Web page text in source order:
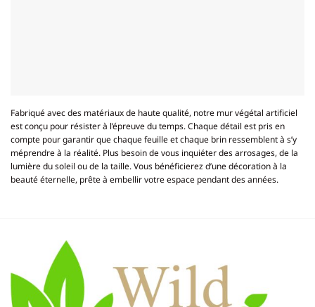
Fabriqué avec des matériaux de haute qualité, notre mur végétal artificiel
est conçu pour résister à l’épreuve du temps. Chaque détail est pris en
compte pour garantir que chaque feuille et chaque brin ressemblent à s’y
méprendre à la réalité. Plus besoin de vous inquiéter des arrosages, de la
lumière du soleil ou de la taille. Vous bénéficierez d’une décoration à la
beauté éternelle, prête à embellir votre espace pendant des années.